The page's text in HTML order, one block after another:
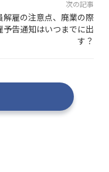
次の記事
解雇の注意点、廃業の際
予告通知はいつまでに出
す？